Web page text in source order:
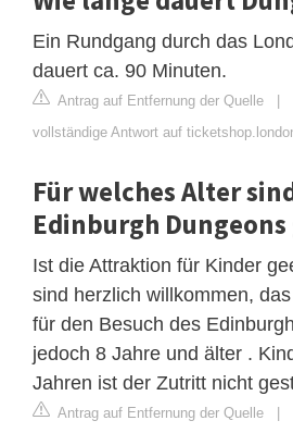
Ein Rundgang durch das
dauert ca. 90 Minuten.
Antrag auf Entfernung der Quelle |
vollständige Antwort auf
Für welches Alter
Edinburgh
Ist die Attraktion für Kinder
sind herzlich willkommen,
für den Besuch des
jedoch 8 Jahre und älter .
Jahren ist der Zutritt nicht
Antrag auf Entfernung der Quelle |